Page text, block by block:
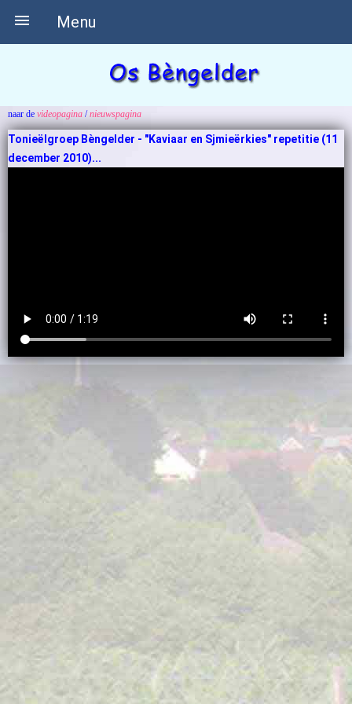
Menu

naar de videopagina /nieuwspagina
Tonieëlgroep Bèngelder - "Kaviaar en Sjmieërkies" repetitie (11
december 2010)...